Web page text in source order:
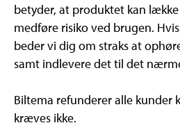
betyder, at produktet kan
medføre risiko ved brugen.
beder vi dig om straks at
samt indlevere det til det
Biltema refunderer alle kunder
kræves ikke.